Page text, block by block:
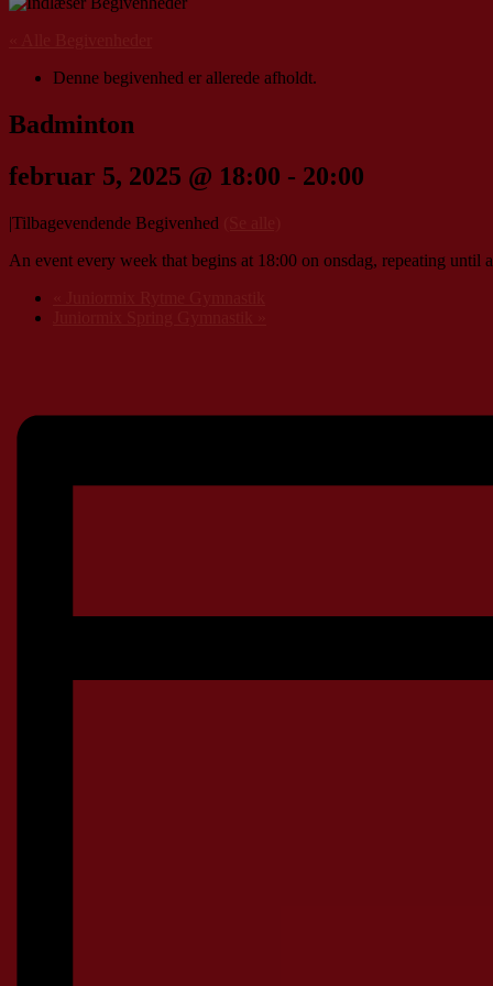
Denne begivenhed er allerede afholdt.
Badminton
februar 5, 2025 @ 18:00 - 20:00
|Tilbagevendende Begivenhed
An event every week that begins at 18:00 on onsdag, repeating until